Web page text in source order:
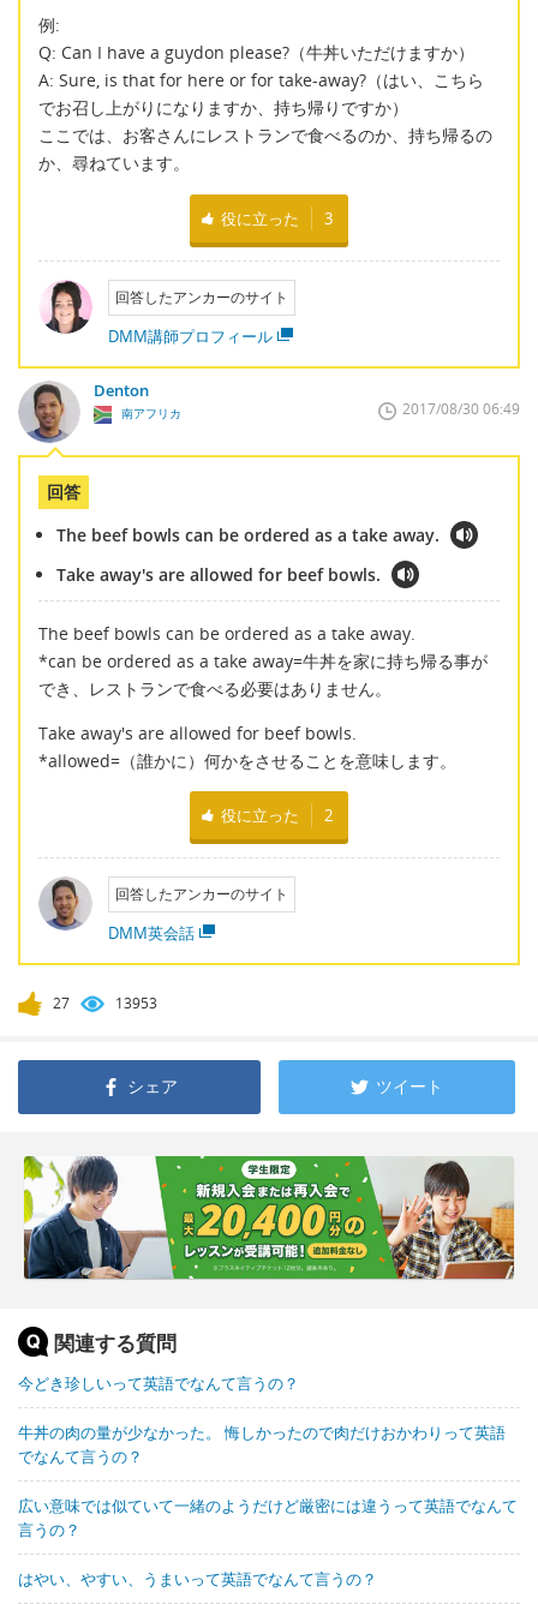
例:
Q: Can I have a guydon please?（牛丼いただけますか）
A: Sure, is that for here or for take-away?（はい、こちら
でお召し上がりになりますか、持ち帰りですか）
ここでは、お客さんにレストランで食べるのか、持ち帰るの
か、尋ねています。
役に立った 3
回答したアンカーのサイト
DMM講師プロフィール
Denton
南アフリカ 2017/08/30 06:49
回答
The beef bowls can be ordered as a take away.
Take away's are allowed for beef bowls.
The beef bowls can be ordered as a take away.
*can be ordered as a take away=牛丼を家に持ち帰る事が
でき、レストランで食べる必要はありません。
Take away's are allowed for beef bowls.
*allowed=（誰かに）何かをさせることを意味します。
役に立った 2
回答したアンカーのサイト
DMM英会話
27 13953
シェア ツイート
関連する質問
今どき珍しいって英語でなんて言うの？
牛丼の肉の量が少なかった。 悔しかったので肉だけおかわりって英語
でなんて言うの？
広い意味では似ていて一緒のようだけど厳密には違うって英語でなんて
言うの？
はやい、やすい、うまいって英語でなんて言うの？